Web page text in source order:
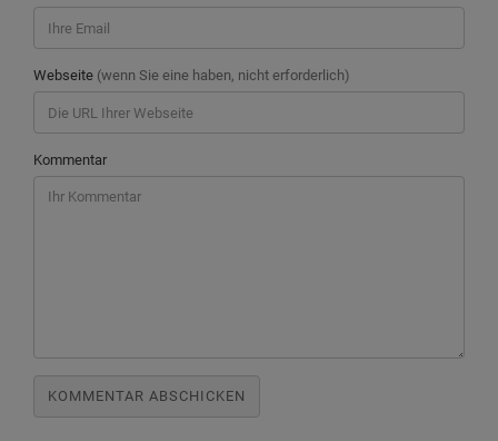
Webseite (wenn Sie eine haben, nicht erforderlich)
Kommentar